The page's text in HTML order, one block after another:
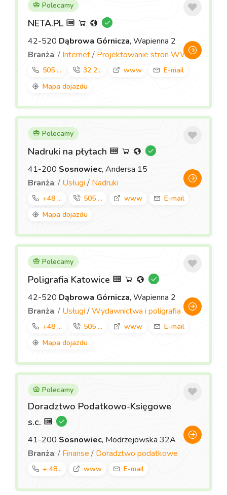
Polecamy
NETA.PL
42-520 Dąbrowa Górnicza, Wapienna 2
Branża: / Internet/ Projektowanie stron WWW
505 ... 32 2... www
E-mail
Mapa dojazdu
Polecamy
Nadruki na płytach
41-200 Sosnowiec, Andersa 15
Branża: / Usługi / Nadruki
+48 ... 505 ... www
E-mail
Mapa dojazdu
Polecamy
Poligrafia Katowice
42-520 Dąbrowa Górnicza, Wapienna 2
Branża: / Usługi /Wydawnictwa i poligrafia
+48 ... 505 ... www
E-mail
Mapa dojazdu
Polecamy
Doradztwo Podatkowo-Księgowe
s.c.
41-200 Sosnowiec, Modrzejowska 32A
Branża: / Finanse / Doradztwo podatkowe
+ 48... www E-mail